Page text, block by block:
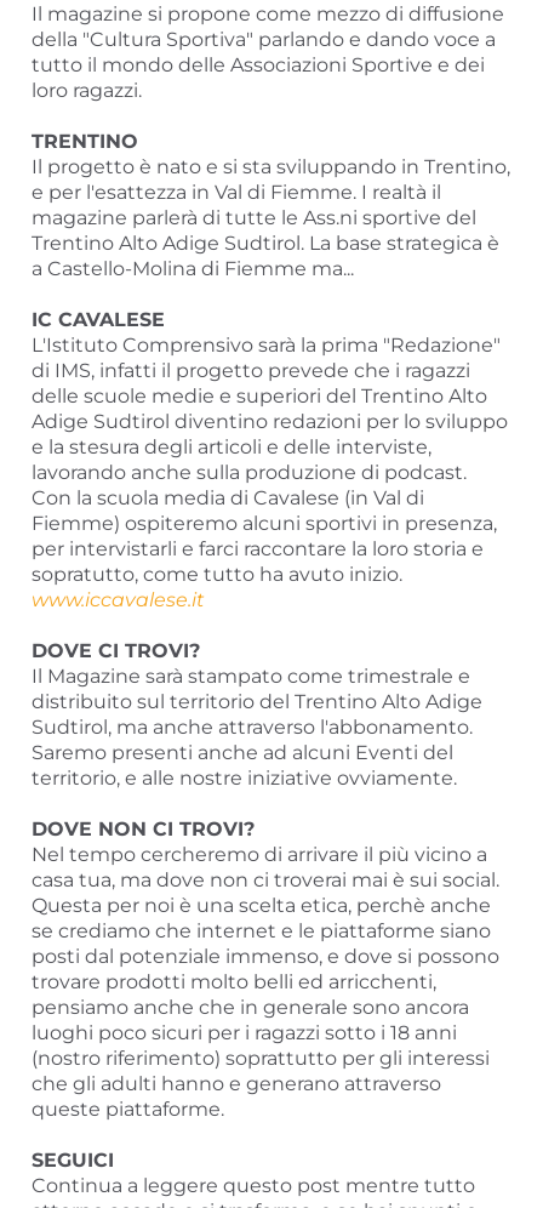
Il magazine si propone come mezzo di diffusione
della "Cultura Sportiva" parlando e dando voce a
tutto il mondo delle Associazioni Sportive e dei
loro ragazzi.
TRENTINO
Il progetto è nato e si sta sviluppando in Trentino,
e per l'esattezza in Val di Fiemme. I realtà il
magazine parlerà di tutte le Ass.ni sportive del
Trentino Alto Adige Sudtirol. La base strategica è
a Castello-Molina di Fiemme ma...
IC CAVALESE
L'Istituto Comprensivo sarà la prima "Redazione"
di IMS, infatti il progetto prevede che i ragazzi
delle scuole medie e superiori del Trentino Alto
Adige Sudtirol diventino redazioni per lo sviluppo
e la stesura degli articoli e delle interviste,
lavorando anche sulla produzione di podcast.
Con la scuola media di Cavalese (in Val di
Fiemme) ospiteremo alcuni sportivi in presenza,
per intervistarli e farci raccontare la loro storia e
sopratutto, come tutto ha avuto inizio.
www.iccavalese.it
DOVE CI TROVI?
Il Magazine sarà stampato come trimestrale e
distribuito sul territorio del Trentino Alto Adige
Sudtirol, ma anche attraverso l'abbonamento.
Saremo presenti anche ad alcuni Eventi del
territorio, e alle nostre iniziative ovviamente.
DOVE NON CI TROVI?
Nel tempo cercheremo di arrivare il più vicino a
casa tua, ma dove non ci troverai mai è sui social.
Questa per noi è una scelta etica, perchè anche
se crediamo che internet e le piattaforme siano
posti dal potenziale immenso, e dove si possono
trovare prodotti molto belli ed arricchenti,
pensiamo anche che in generale sono ancora
luoghi poco sicuri per i ragazzi sotto i 18 anni
(nostro riferimento) soprattutto per gli interessi
che gli adulti hanno e generano attraverso
queste piattaforme.
SEGUICI
Continua a leggere questo post mentre tutto